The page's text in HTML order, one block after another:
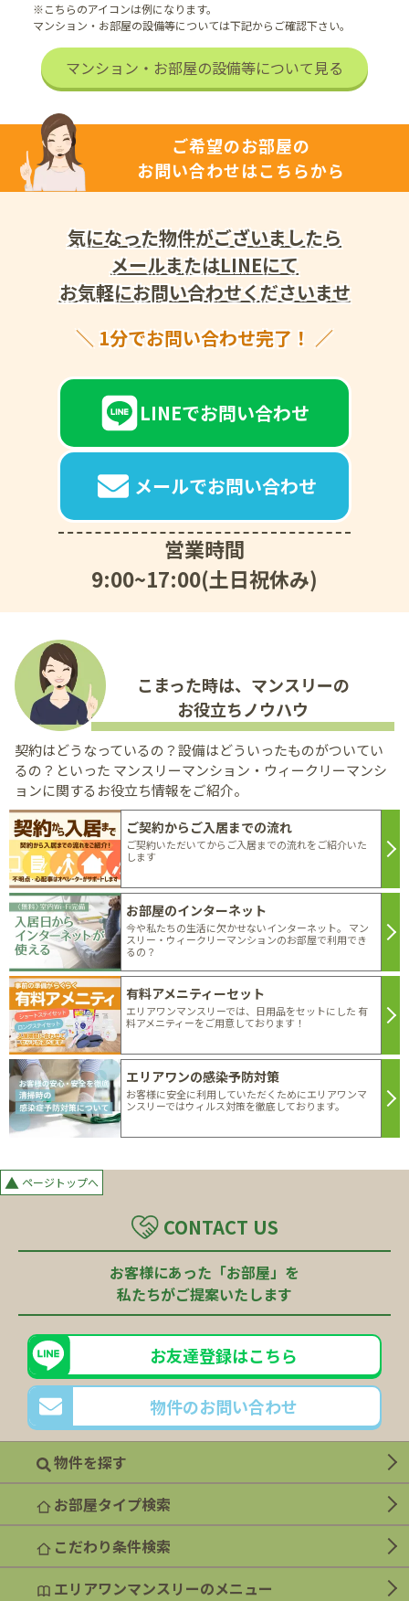
※こちらのアイコンは例になります。
マンション・お部屋の設備等については下記からご確認下さい。
マンション・お部屋の設備等について見る
ご希望のお部屋の
お問い合わせはこちらから
気になった物件がございましたら
メールまたはLINEにて
お気軽にお問い合わせくださいませ
1分でお問い合わせ完了！
LINEでお問い合わせ
メールでお問い合わせ
営業時間
9:00~17:00(土日祝休み)
こまった時は、マンスリーの
お役立ちノウハウ
契約はどうなっているの？設備はどういったものがついてい
るの？といった マンスリーマンション・ウィークリーマンシ
ョンに関するお役立ち情報をご紹介。
ご契約からご入居までの流れ
ご契約いただいてからご入居までの流れをご紹介いた
します
お部屋のインターネット
今や私たちの生活に欠かせないインターネット。 マン
スリー・ウィークリーマンションのお部屋で利用でき
るの？
有料アメニティーセット
エリアワンマンスリーでは、日用品をセットにした 有
料アメニティーをご用意しております！
エリアワンの感染予防対策
お客様に安全に利用していただくためにエリアワンマ
ンスリーではウィルス対策を徹底しております。
▲ ページトップへ
CONTACT US
お客様にあった「お部屋」を
私たちがご提案いたします
お友達登録はこちら
物件のお問い合わせ
物件を探す
お部屋タイプ検索
こだわり条件検索
エリアワンマンスリーのメニュー